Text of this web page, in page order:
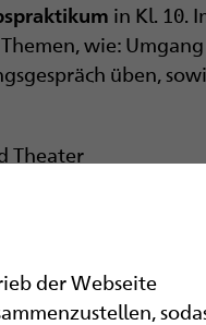
in Kl. 10.
wie:
üben,
Theater
kann
sowie ein
der Webseite